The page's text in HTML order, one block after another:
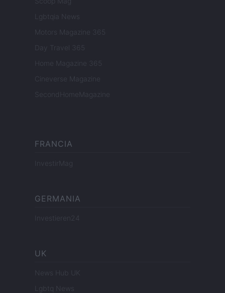
Lgbtqia News
Motors Magazine 365
Day Travel 365
Home Magazine 365
Cineverse Magazine
SecondHomeMagazine
FRANCIA
InvestirMag
GERMANIA
Investieren24
UK
News Hub UK
Lgbtq News